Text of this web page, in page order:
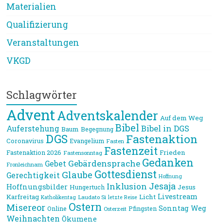
Materialien
Qualifizierung
Veranstaltungen
VKGD
Schlagwörter
AdventAdventskalender Auf dem Weg
Auferstehung Baum Begegnung Bibel Bibel in DGS
Coronavirus DGS Evangelium Fasten Fastenaktion
Fastenaktion 2026 Fastensonntag Fastenzeit Frieden
Fronleichnam Gebet Gebärdensprache Gedanken
Gerechtigkeit Glaube Gottesdienst Hoffnung
Hoffnungsbilder Hungertuch Inklusion Jesaja Jesus
Karfreitag Katholikentag Laudato Si letzte Reise Licht Livestream
Misereor Online Ostern Osterzeit Pfingsten Sonntag Weg
Weihnachten Ökumene